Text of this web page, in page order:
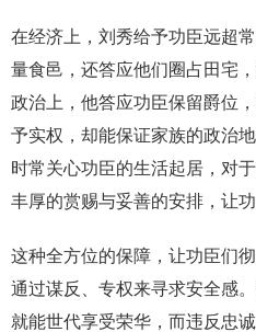
在经济上，刘秀给予功臣远超
量食邑，还答应他们圈占田宅
政治上，他答应功臣保留爵位
予实权，却能保证家族的政治
时常关心功臣的生活起居，对
丰厚的赏赐与妥善的安排，让
这种全方位的保障，让功臣们
通过谋反、专权来寻求安全感
就能世代享受荣华，而违反忠